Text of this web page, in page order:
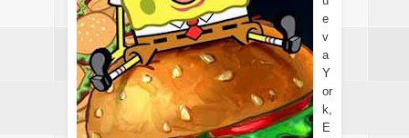
e
v
a
Y
or
k,
E